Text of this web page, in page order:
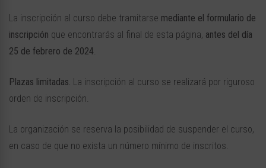
La inscripción al curso debe tramitarse mediante el formulario de
inscripción que encontrarás al final de esta página, antes del día
25 de febrero de 2024.
Plazas limitadas. La inscripción al curso se realizará por riguroso
orden de inscripción.
La organización se reserva la posibilidad de suspender el curso,
en caso de que no exista un número mínimo de inscritos.